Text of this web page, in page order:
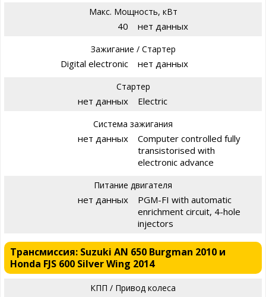
Макс. Мощность, кВт
40 нет данных
Зажигание / Стартер
Digital electronic нет данных
Стартер
нет данных Electric
Система зажигания
нет данных
Computer controlled fully
transistorised with
electronic advance
Питание двигателя
нет данных
PGM-FI with automatic
enrichment circuit, 4-hole
injectors
Трансмиссия: Suzuki AN 650 Burgman 2010 и
Honda FJS 600 Silver Wing 2014
КПП / Привод колеса